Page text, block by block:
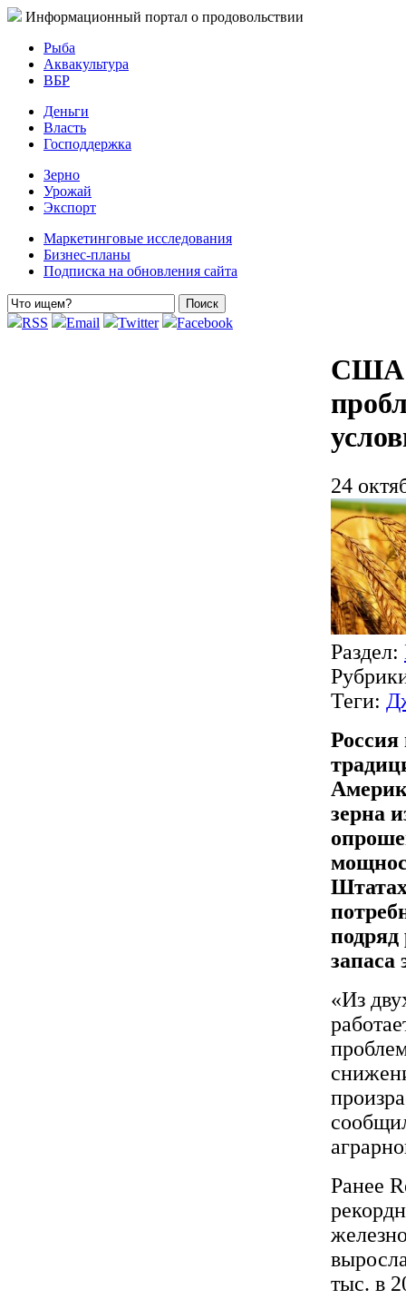
Информационный портал о продовольствии
Рыба
Аквакультура
ВБР
Деньги
Власть
Господдержка
Зерно
Урожай
Экспорт
Маркетинговые исследования
Бизнес-планы
Подписка на обновления сайта
RSS Email Twitter Facebook
США
24
Раздел:
Теги:
Россия
зерна
подряд
запаса
«Из
Ранее
тыс. в